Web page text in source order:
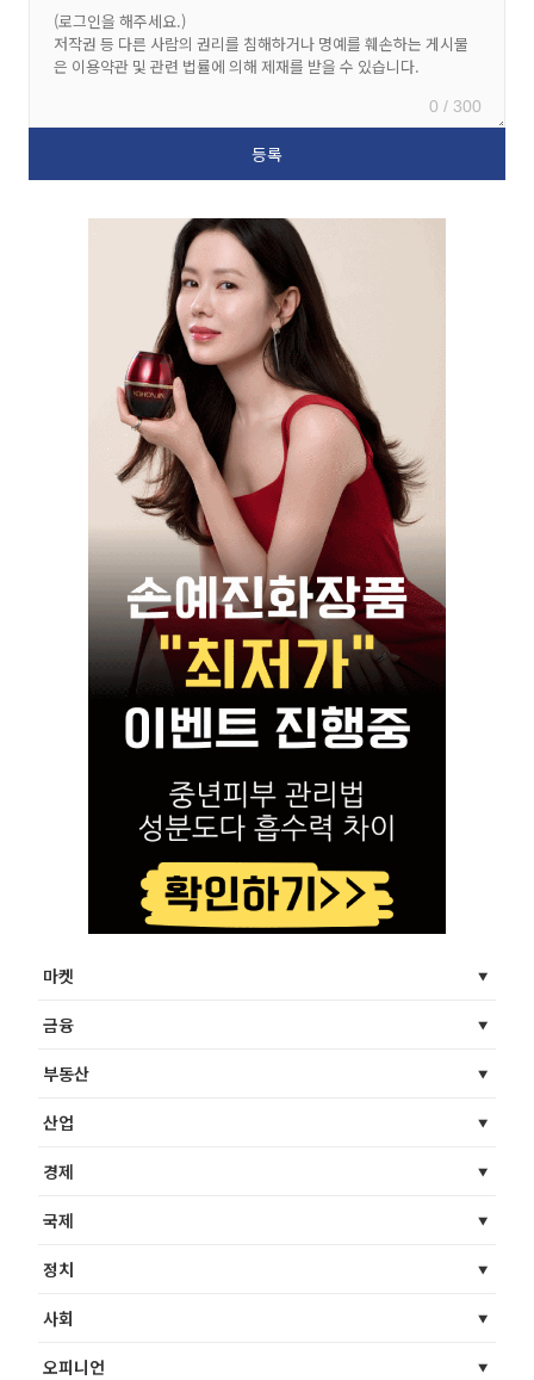
0 / 300
마켓
금융
부동산
산업
경제
국제
정치
사회
오피니언